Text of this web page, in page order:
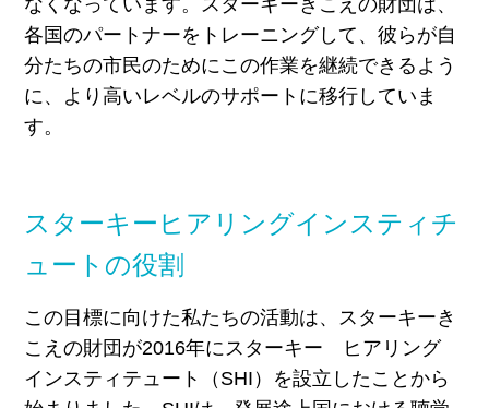
なくなっています。スターキーきこえの財団は、
各国のパートナーをトレーニングして、彼らが自
分たちの市民のためにこの作業を継続できるよう
に、より高いレベルのサポートに移行していま
す。
スターキーヒアリングインスティチ
ュートの役割
この目標に向けた私たちの活動は、スターキーき
こえの財団が2016年にスターキー ヒアリング
インスティテュート（SHI）を設立したことから